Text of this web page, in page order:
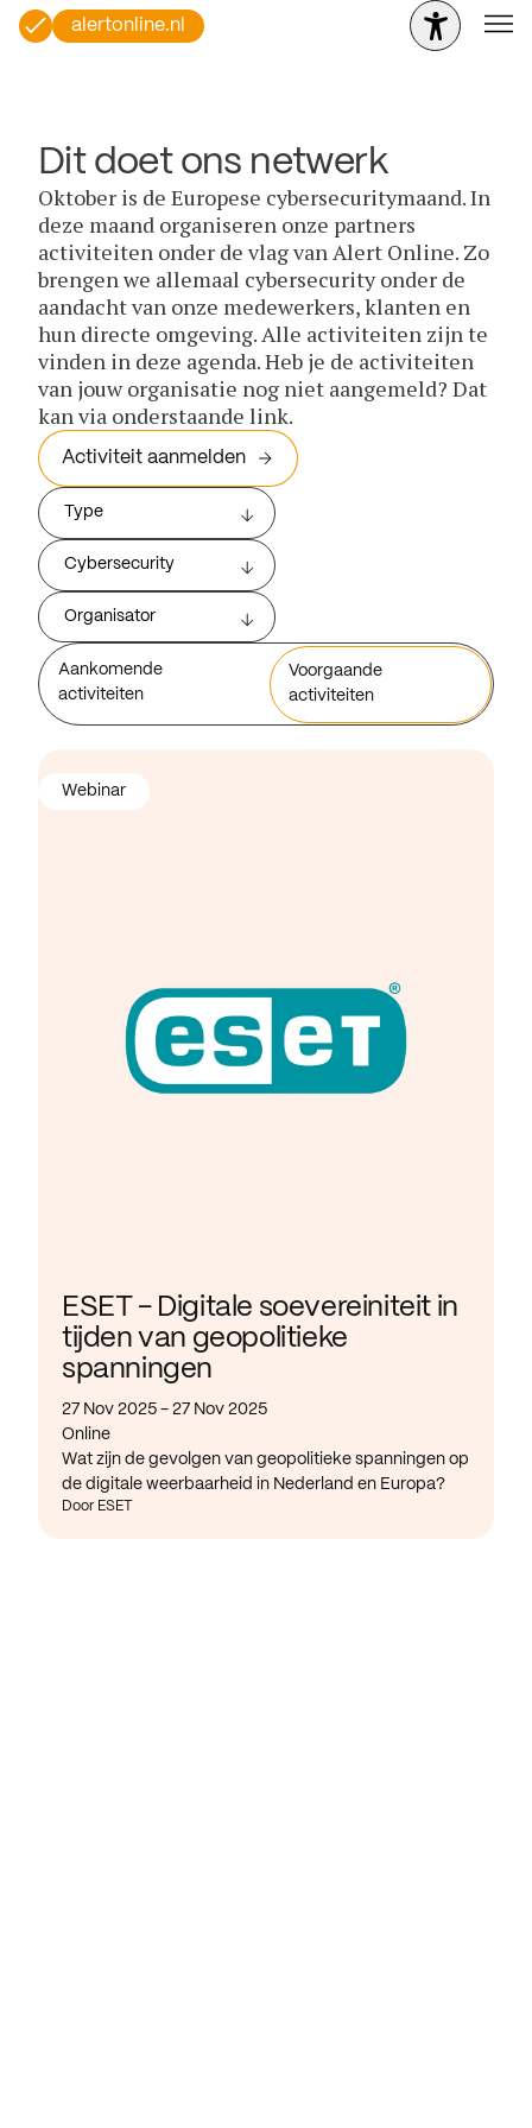
alertonline.nl
Dit doet ons netwerk
Oktober is de Europese cybersecuritymaand. In
deze maand organiseren onze partners
activiteiten onder de vlag van Alert Online. Zo
brengen we allemaal cybersecurity onder de
aandacht van onze medewerkers, klanten en
hun directe omgeving. Alle activiteiten zijn te
vinden in deze agenda. Heb je de activiteiten
van jouw organisatie nog niet aangemeld? Dat
kan via onderstaande link.
Activiteit aanmelden
Type
Cybersecurity
Organisator
Aankomende
activiteiten
Voorgaande
activiteiten
ESET - Digitale soevereiniteit in
tijden van geopolitieke
spanningen
27 Nov 2025 - 27 Nov 2025
Online
Wat zijn de gevolgen van geopolitieke spanningen op
de digitale weerbaarheid in Nederland en Europa?
Door ESET
Webinar